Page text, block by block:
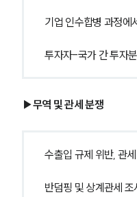
기업 인수합병 과정에
투자자-국가 간 투자
▶무역 및 관세 분쟁
수출입 규제 위반, 관
반덤핑 및 상계관세 조